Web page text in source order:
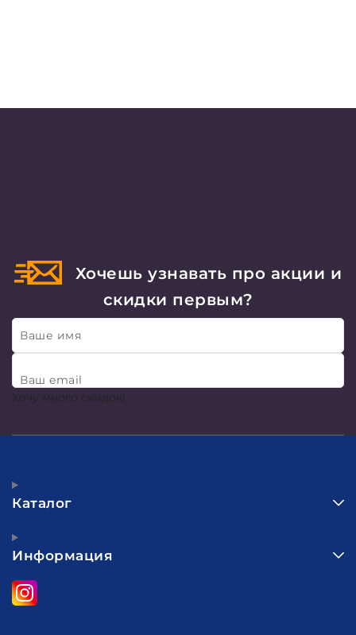
Хочешь узнавать про акции и
скидки первым?
Ваше имя
Ваш email
Хочу много скидок!
Каталог
Информация